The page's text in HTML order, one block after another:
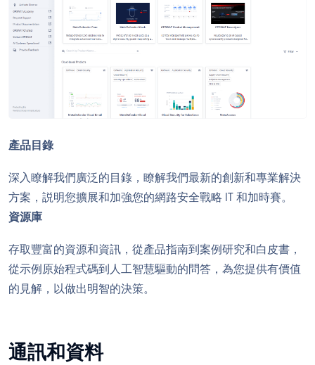
產品目錄
深入瞭解我們廣泛的目錄，瞭解我們最新的創新和專業解決
方案，説明您擴展和加強您的網路安全戰略 IT 和加時賽。
資源庫
存取豐富的資源和資訊，從產品指南到案例研究和白皮書，
從示例原始程式碼到人工智慧驅動的問答，為您提供有價值
的見解，以做出明智的決策。
通訊和資料